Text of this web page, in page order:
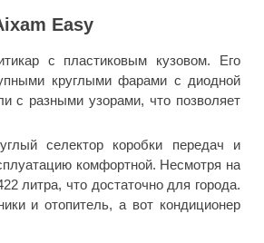
Easy
с пластиковым кузовом. Его
круглыми фарами с диодной
с разными узорами, что позволяет
селектор коробки передач и
комфортной. Несмотря на
литра, что достаточно для города.
и отопитель, а вот кондиционер